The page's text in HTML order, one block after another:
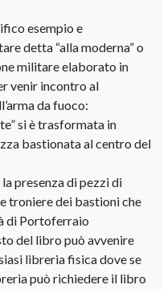
esempio e
detta “alla moderna” o
militare elaborato in
venir incontro al
da fuoco:
si è trasformata in
bastionata al centro del
presenza di pezzi di
troniere dei bastioni che
di Portoferraio
del libro può avvenire
libreria fisica dove se
può richiedere il libro